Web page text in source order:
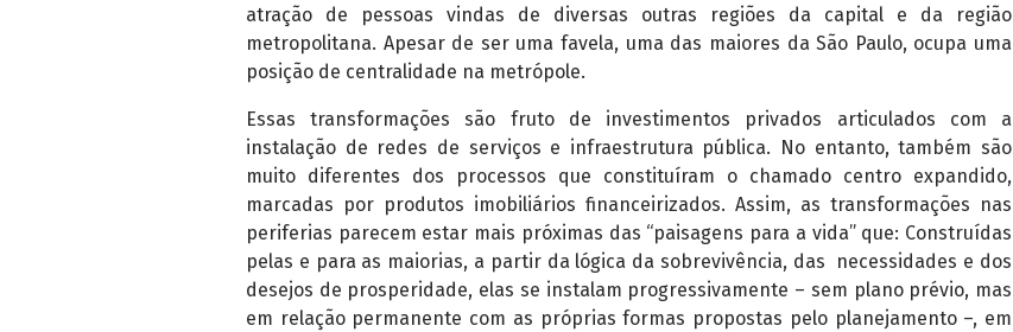
atração de pessoas vindas de diversas outras regiões da capital e da região
metropolitana. Apesar de ser uma favela, uma das maiores da São Paulo, ocupa uma
posição de centralidade na metrópole.
Essas transformações são fruto de investimentos privados articulados com a
instalação de redes de serviços e infraestrutura pública. No entanto, também são
muito diferentes dos processos que constituíram o chamado centro expandido,
marcadas por produtos imobiliários financeirizados. Assim, as transformações nas
periferias parecem estar mais próximas das “paisagens para a vida” que: Construídas
pelas e para as maiorias, a partir da lógica da sobrevivência, das necessidades e dos
desejos de prosperidade, elas se instalam progressivamente – sem plano prévio, mas
em relação permanente com as próprias formas propostas pelo planejamento –, em